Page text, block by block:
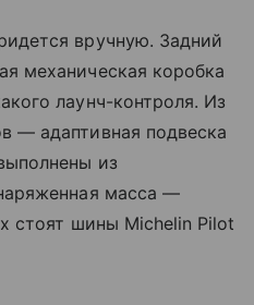
вручную. Задний
механическая коробка
лаунч-контроля. Из
— адаптивная подвеска
из
масса —
стоят шины Michelin Pilot